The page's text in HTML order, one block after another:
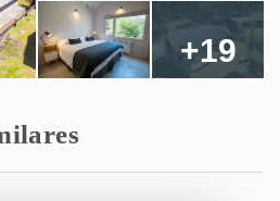
Gracias por tus
Vamos a tener en cuenta lo
Saludos y nos vemos la+19